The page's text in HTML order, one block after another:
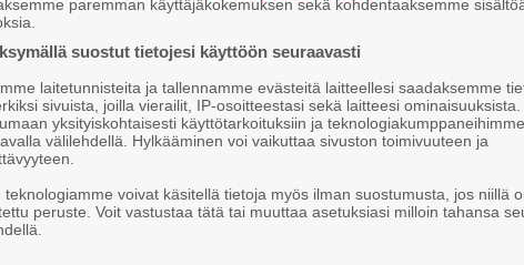
paremman käyttäjäkokemuksen sekä kohdentaaksemme
suostut tietojesi käyttöön seuraavasti
laitetunnisteita ja tallennamme evästeitä laitteellesi saadaksemme
sivuista, joilla vierailit, IP-osoitteestasi sekä laitteesi
yksityiskohtaisesti käyttötarkoituksiin ja teknologiakumppaneihimme
välilehdellä. Hylkääminen voi vaikuttaa sivuston toimivuuteen ja
teknologiamme voivat käsitellä tietoja myös ilman suostumusta, jos niillä
peruste. Voit vastustaa tätä tai muuttaa asetuksiasi milloin tahansa